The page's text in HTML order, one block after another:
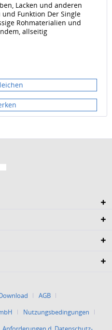
Lacken und anderen
Funktion Der Single
Rohmaterialien und
allseitig
AGB
Nutzungsbedingungen